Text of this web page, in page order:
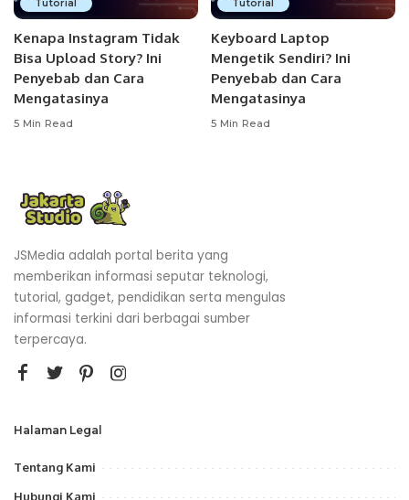
Tutorial
Kenapa Instagram Tidak
Bisa Upload Story? Ini
Penyebab dan Cara
Mengatasinya
5 Min Read
Tutorial
Keyboard Laptop
Mengetik Sendiri? Ini
Penyebab dan Cara
Mengatasinya
5 Min Read
JSMedia adalah portal berita yang
memberikan informasi seputar teknologi,
tutorial, gadget, pendidikan serta mengulas
informasi terkini dari berbagai sumber
terpercaya.
Halaman Legal
Tentang Kami
Hubungi Kami